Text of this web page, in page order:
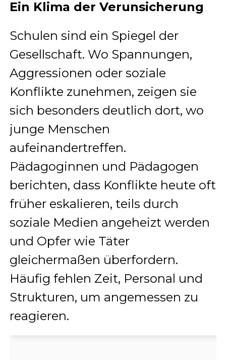
Ein Klima der Verunsicherung
Schulen sind ein Spiegel der
Gesellschaft. Wo Spannungen,
Aggressionen oder soziale
Konflikte zunehmen, zeigen sie
sich besonders deutlich dort, wo
junge Menschen
aufeinandertreffen.
Pädagoginnen und Pädagogen
berichten, dass Konflikte heute oft
früher eskalieren, teils durch
soziale Medien angeheizt werden
und Opfer wie Täter
gleichermaßen überfordern.
Häufig fehlen Zeit, Personal und
Strukturen, um angemessen zu
reagieren.